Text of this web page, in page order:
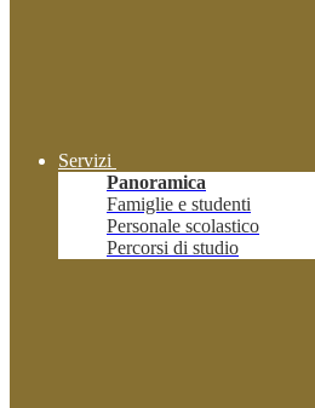
Servizi
Panoramica
Famiglie e studenti
Personale scolastico
Percorsi di studio